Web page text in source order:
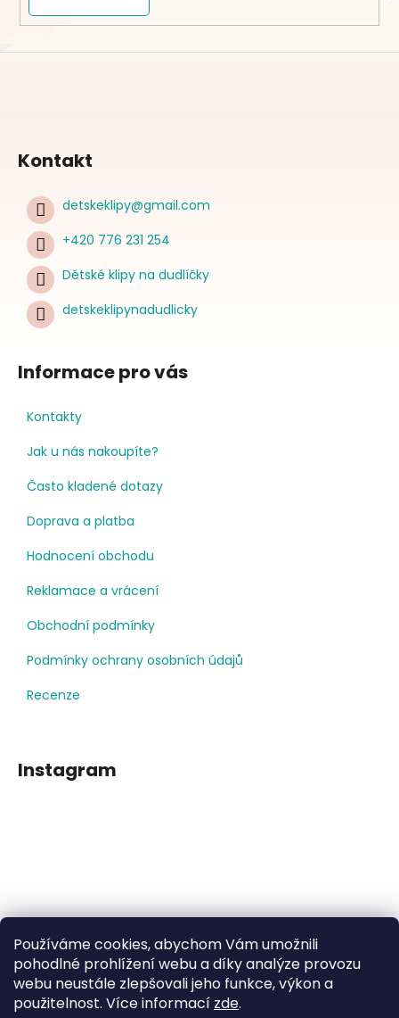
Používáme cookies, abychom Vám umožnili
pohodlné prohlížení webu a díky analýze provozu
webu neustále zlepšovali jeho funkce, výkon a
použitelnost. Více informací zde.
Kontakt
detskeklipy@gmail.com
+420 776 231 254
Dětské klipy na dudlíčky
detskeklipynadudlicky
Informace pro vás
Kontakty
Jak u nás nakoupíte?
Často kladené dotazy
Doprava a platba
Hodnocení obchodu
Reklamace a vrácení
Obchodní podmínky
Podmínky ochrany osobních údajů
Recenze
Instagram
Sledovat na Instagramu
Facebook